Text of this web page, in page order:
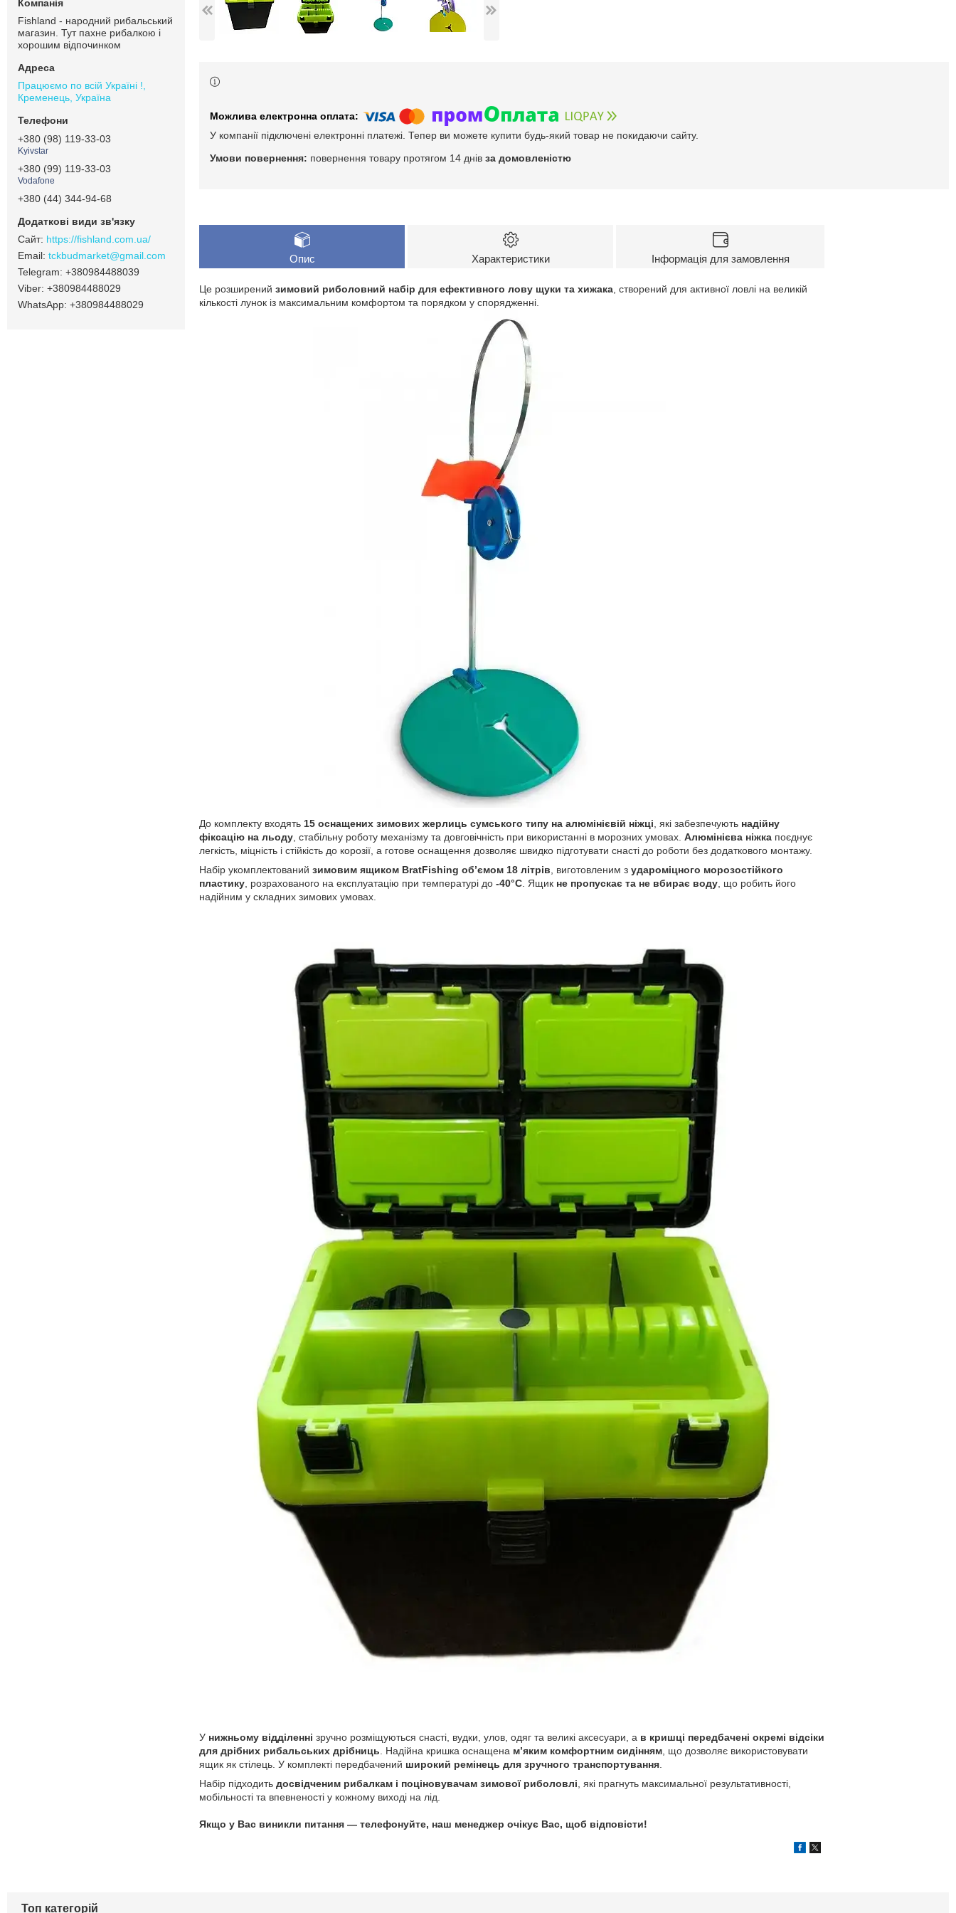
У компанії підключені електронні платежі. Тепер ви можете купити будь-який товар не покидаючи сайту.
повернення товару протягом 14 днів за домовленістю
Опис Характеристики Інформація для замовлення
Це розширений зимовий риболовний набір для ефективного лову щуки та хижака , створений для активної ловлі на великій
кількості лунок із максимальним комфортом та порядком у спорядженні.
До комплекту входять 15 оснащених зимових жерлиць сумського типу на алюмінієвій ніжці , які забезпечують надійну
фіксацію на льоду , стабільну роботу механізму та довговічність при використанні в морозних умовах. Алюмінієва ніжка поєднує
легкість, міцність і стійкість до корозії, а готове оснащення дозволяє швидко підготувати снасті до роботи без додаткового монтажу.
Набір укомплектований зимовим ящиком BratFishing об’ємом 18 літрів , виготовленим з удароміцного морозостійкого
пластику , розрахованого на експлуатацію при температурі до -40°C . Ящик не пропускає та не вбирає воду , що робить його
надійним у складних зимових умовах.
У нижньому відділенні зручно розміщуються снасті, вудки, улов, одяг та великі аксесуари, а в кришці передбачені окремі відсіки
для дрібних рибальських дрібниць . Надійна кришка оснащена м’яким комфортним сидінням , що дозволяє використовувати
ящик як стілець. У комплекті передбачений широкий ремінець для зручного транспортування
Набір підходить досвідченим рибалкам і поціновувачам зимової риболовлі , які прагнуть максимальної результативності,
мобільності та впевненості у кожному виході на лід.
Якщо у Вас виникли питання — телефонуйте, наш менеджер очікує Вас, щоб відповісти!
Fishland - народний рибальський
магазин. Тут пахне рибалкою і
хорошим відпочинком
Працюємо по всій Україні !,
Кременець, Україна
+380 (98) 119-33-03
Kyivstar
+380 (99) 119-33-03
Vodafone
+380 (44) 344-94-68
https://fishland.com.ua/
tckbudmarket@gmail.com
+380984488039
+380984488029
+380984488029
Топ категорій